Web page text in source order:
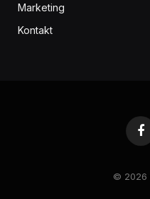
Marketing
Kontakt
© 2026